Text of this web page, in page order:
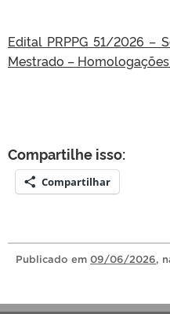
Edital PRPPG 51/2026 –
Mestrado –
Compartilhe isso:
Compartilhar
Publicado em 09/06/2026,